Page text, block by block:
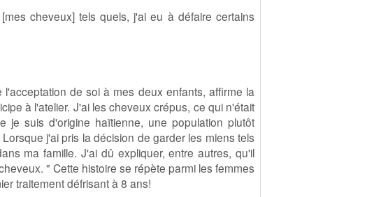
cheveux] tels quels, j'ai eu à défaire certains
de soi à mes deux enfants, affirme la
à l'atelier. J'ai les cheveux crépus, ce qui n'était
je suis d'origine haïtienne, une population plutôt
j'ai pris la décision de garder les miens tels
ma famille. J'ai dû expliquer, entre autres, qu'il
" Cette histoire se répète parmi les femmes
traitement défrisant à 8 ans!